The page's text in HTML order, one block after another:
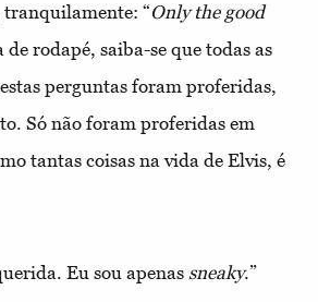
“Only the good
de rodapé, saiba-se que todas as
perguntas foram proferidas,
Só não foram proferidas em
tantas coisas na vida de Elvis, é
Eu sou apenas sneaky.”